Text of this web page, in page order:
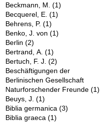
Beckmann, M.(1)
Becquerel, E.(1)
Behrens, P.(1)
Benko, J. von(1)
Berlin(2)
Bertrand, A.(1)
Bertuch, F. J.(2)
Beschäftigungen der
Berlinischen Gesellschaft
Naturforschender Freunde(1)
Beuys, J.(1)
Biblia germanica(3)
Biblia graeca(1)